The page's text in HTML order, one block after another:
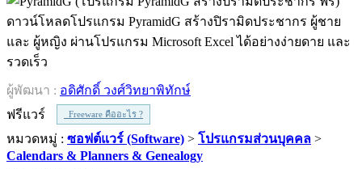
ดาวน์โหลดโปรแกรม PyramidG สร้างปิรามิดประชากร ผู้ชาย
และ ผู้หญิง ผ่านโปรแกรม Microsoft Excel ได้อย่างง่ายดาย และ
รวดเร็ว
ผู้พัฒนา : อดิศักดิ์ วงศ์วิทยาพิทักษ์
ฟรีแวร์
Freeware คืออะไร ?
หมวดหมู่ : ซอฟต์แวร์ (Software) > โปรแกรมส่วนบุคคล >
Calendars & Planners & Genealogy